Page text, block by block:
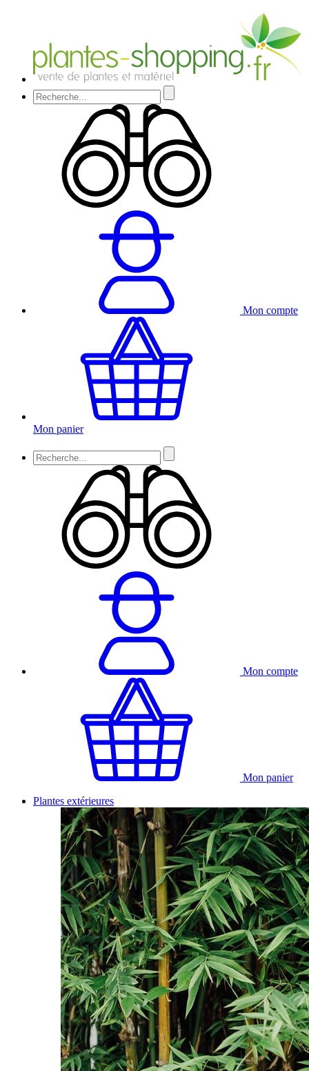
Mon compte
Mon panier
Mon compte
Mon panier
Plantes extérieures